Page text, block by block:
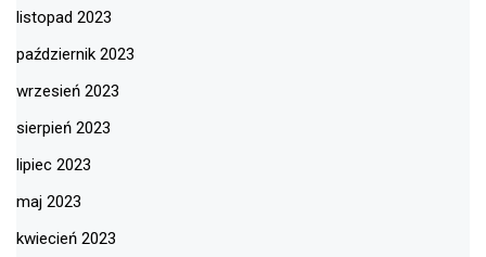
listopad 2023
październik 2023
wrzesień 2023
sierpień 2023
lipiec 2023
maj 2023
kwiecień 2023